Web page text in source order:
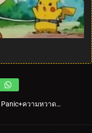
Pallet Party Panic+ความหวาดกลัวในอากาศ